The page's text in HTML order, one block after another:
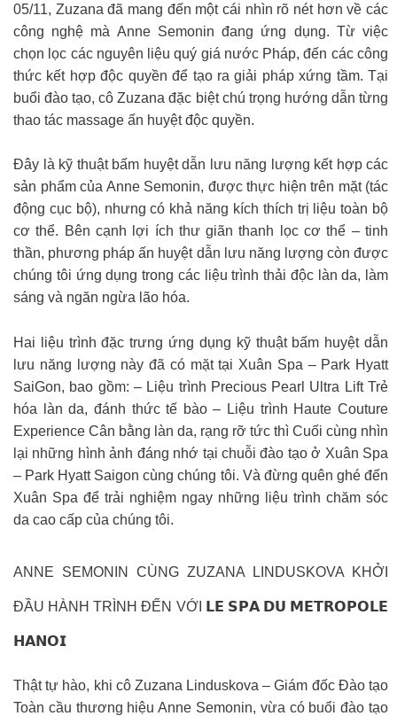
05/11, Zuzana đã mang đến một cái nhìn rõ nét hơn về các
công nghệ mà Anne Semonin đang ứng dụng. Từ việc
chọn lọc các nguyên liệu quý giá nước Pháp, đến các công
thức kết hợp độc quyền để tạo ra giải pháp xứng tầm. Tại
buổi đào tạo, cô Zuzana đặc biệt chú trọng hướng dẫn từng
thao tác massage ấn huyệt độc quyền.
Đây là kỹ thuật bấm huyệt dẫn lưu năng lượng kết hợp các
sản phẩm của Anne Semonin, được thực hiện trên mặt (tác
động cục bộ), nhưng có khả năng kích thích trị liệu toàn bộ
cơ thể. Bên cạnh lợi ích thư giãn thanh lọc cơ thể – tinh
thần, phương pháp ấn huyệt dẫn lưu năng lượng còn được
chúng tôi ứng dụng trong các liệu trình thải độc làn da, làm
sáng và ngăn ngừa lão hóa.
Hai liệu trình đặc trưng ứng dụng kỹ thuật bấm huyệt dẫn
lưu năng lượng này đã có mặt tại Xuân Spa – Park Hyatt
SaiGon, bao gồm: – Liệu trình Precious Pearl Ultra Lift Trẻ
hóa làn da, đánh thức tế bào – Liệu trình Haute Couture
Experience Cân bằng làn da, rạng rỡ tức thì Cuối cùng nhìn
lại những hình ảnh đáng nhớ tại chuỗi đào tạo ở Xuân Spa
– Park Hyatt Saigon cùng chúng tôi. Và đừng quên ghé đến
Xuân Spa để trải nghiệm ngay những liệu trình chăm sóc
da cao cấp của chúng tôi.
ANNE SEMONIN CÙNG ZUZANA LINDUSKOVA KHỞI
ĐẦU HÀNH TRÌNH ĐẾN VỚI 𝗟𝗘 𝗦𝗣𝗔 𝗗𝗨 𝗠𝗘𝗧𝗥𝗢𝗣𝗢𝗟𝗘
𝗛𝗔𝗡𝗢𝗜
Thật tự hào, khi cô Zuzana Linduskova – Giám đốc Đào tạo
Toàn cầu thương hiệu Anne Semonin, vừa có buổi đào tạo